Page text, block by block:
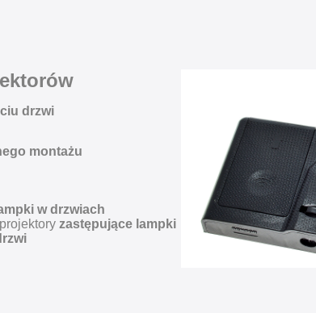
drzwi
montażu
w drzwiach
zastępujące lampki